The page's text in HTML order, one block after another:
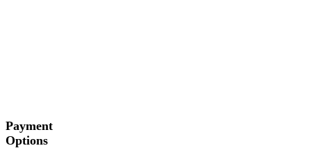
Payment
Options